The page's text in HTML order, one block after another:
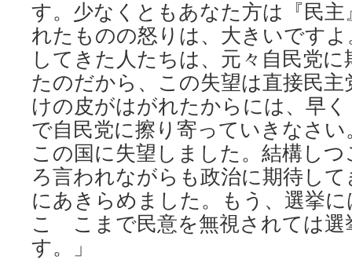
す。少なくともあなた方は『民
れたものの怒りは、大きいです
してきた人たちは、元々自民党
たのだから、この失望は直接民
けの皮がはがれたからには、早
で自民党に擦り寄っていきなさい
この国に失望しました。結構し
ろ言われながらも政治に期待し
にあきらめました。もう、選挙
こ こまで民意を無視されては選
す。」